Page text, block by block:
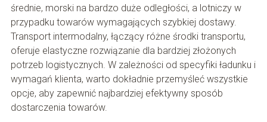
średnie, morski na bardzo duże odległości, a lotniczy w
przypadku towarów wymagających szybkiej dostawy.
Transport intermodalny, łączący różne środki transportu,
oferuje elastyczne rozwiązanie dla bardziej złożonych
potrzeb logistycznych. W zależności od specyfiki ładunku i
wymagań klienta, warto dokładnie przemyśleć wszystkie
opcje, aby zapewnić najbardziej efektywny sposób
dostarczenia towarów.